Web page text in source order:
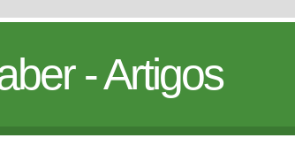
- Artigos